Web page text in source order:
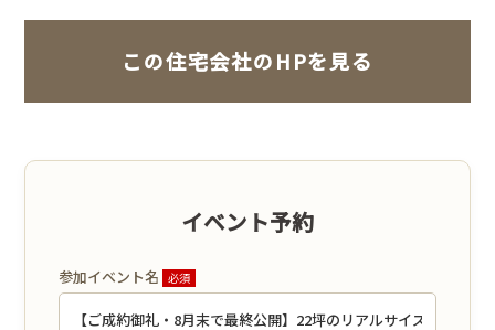
この住宅会社のHPを見る
イベント予約
参加イベント名 必須